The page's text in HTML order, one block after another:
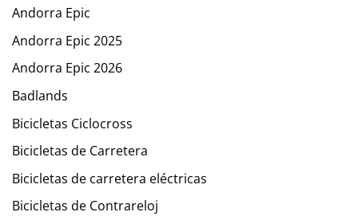
Andorra Epic
Andorra Epic 2025
Andorra Epic 2026
Badlands
Bicicletas Ciclocross
Bicicletas de Carretera
Bicicletas de carretera eléctricas
Bicicletas de Contrareloj